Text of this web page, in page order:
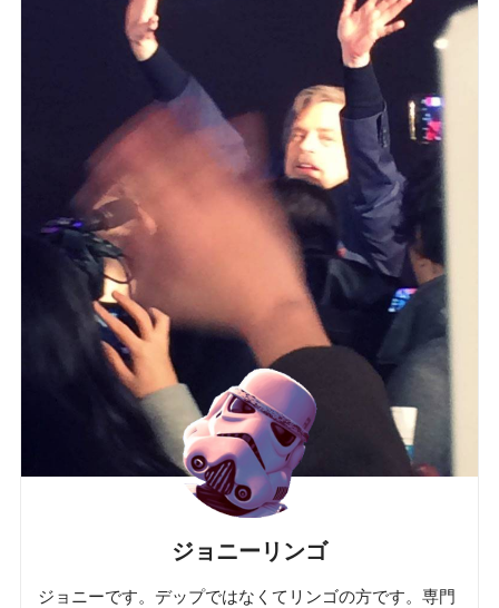
ジョニーリンゴ
ジョニーです。デップではなくてリンゴの方です。専門